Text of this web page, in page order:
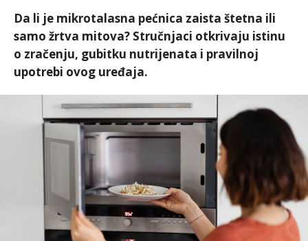
Da li je mikrotalasna pećnica zaista štetna ili
samo žrtva mitova? Stručnjaci otkrivaju istinu
o zračenju, gubitku nutrijenata i pravilnoj
upotrebi ovog uređaja.